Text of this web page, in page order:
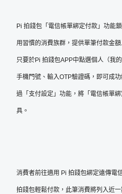
Pi 拍錢包「電信帳單綁定付款」功能
用習慣的消費族群，提供單筆付款金
只要於Pi 拍錢包APP中點選個人（我
手機門號、輸入OTP驗證碼，即可成
過「支付設定」功能，將「電信帳單
具。
消費者前往適用 Pi 拍錢包綁定遠傳電
拍錢包輕鬆付款，此筆消費將列入近